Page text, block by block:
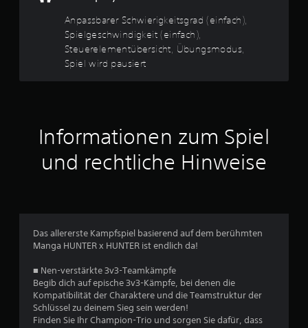
e
w
e
t
g
Anpassbarer Schwierigkeitsgrad (einfach),
Spielgeschwindigkeit (einfach),
Steuerelementübersicht, Übungsmodus,
Spiel wird pausiert
ü
b
e
r
s
t
D
u
n
s
t
d
i
e
B
e
l
Informationen zum Spiel
und rechtliche Hinweise
Das allererste Kampfspiel basierend auf dem berühmten
Manga HUNTER x HUNTER ist endlich da!
■ Nen-verstärkte 3v3-Teamkämpfe
Begib dich auf epische 3v3-Kämpfe, bei denen die
Kompatibilität der Charaktere und die Teamstruktur der
Schlüssel zu deinem Sieg sein werden!
Finden Sie Ihr Champion-Trio und sorgen Sie dafür, dass